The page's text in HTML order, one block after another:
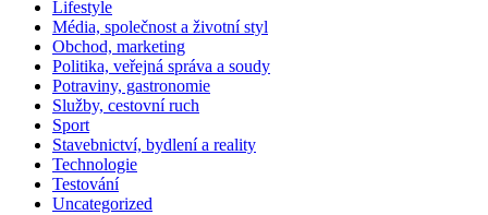
Lifestyle
Média, společnost a životní styl
Obchod, marketing
Politika, veřejná správa a soudy
Potraviny, gastronomie
Služby, cestovní ruch
Sport
Stavebnictví, bydlení a reality
Technologie
Testování
Uncategorized